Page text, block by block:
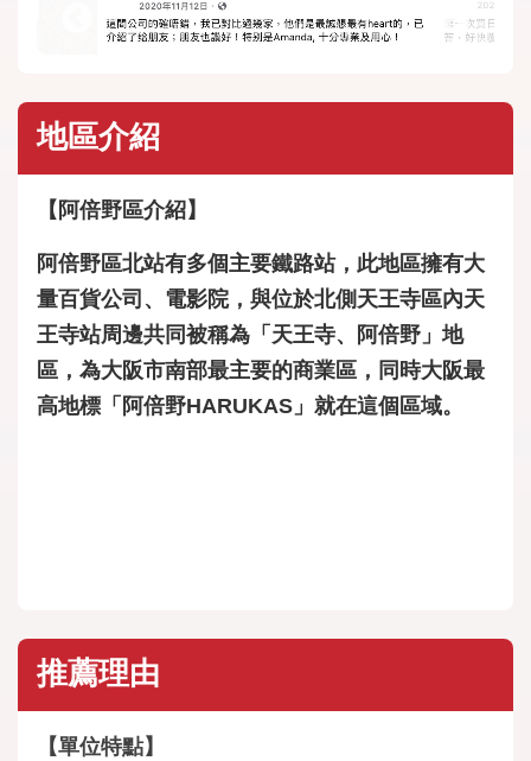
地區介紹
【阿倍野區介紹】
阿倍野區北站有多個主要鐵路站，此地區擁有大
量百貨公司、電影院，與位於北側天王寺區內天
王寺站周邊共同被稱為「天王寺、阿倍野」地
區，為大阪市南部最主要的商業區，同時大阪最
高地標「阿倍野HARUKAS」就在這個區域。
推薦理由
【單位特點】